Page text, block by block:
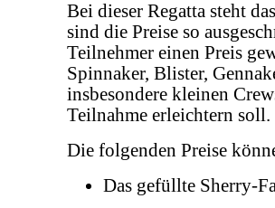
Bei dieser Regatta steht
sind die Preise so
Teilnehmer einen Preis
Spinnaker, Blister,
insbesondere kleinen
Teilnahme erleichtern soll.
Die folgenden Preise
Das gefüllte Sherry-